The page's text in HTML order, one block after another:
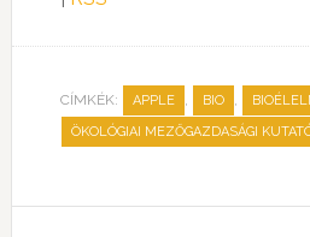
CÍMKÉK: APPLE , BIO ,
ÖKOLÓGIAI MEZŐGAZDASÁGI